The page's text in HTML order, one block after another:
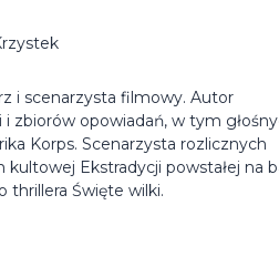
i scenarzysta filmowy. Autor
zbiorów opowiadań, w tym
Korps. Scenarzysta rozlicznych
Ekstradycji powstałej na
thrillera Święte wilki.